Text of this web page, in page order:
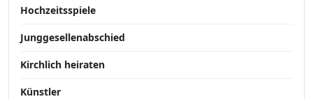
Hochzeitsspiele
Junggesellenabschied
Kirchlich heiraten
Künstler